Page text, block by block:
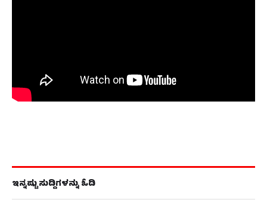
ಇನ್ನಷ್ಟು ಸುದ್ದಿಗಳನ್ನು ಓದಿ